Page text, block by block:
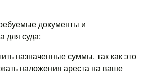
документы и
для суда;
назначенные суммы, так как это
наложения ареста на ваше